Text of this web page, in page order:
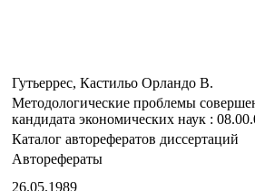
Гутьеррес, Кастильо Орландо В.
Методологические проблемы
кандидата экономических наук :
Каталог авторефератов диссертаций
Авторефераты
26.05.1989